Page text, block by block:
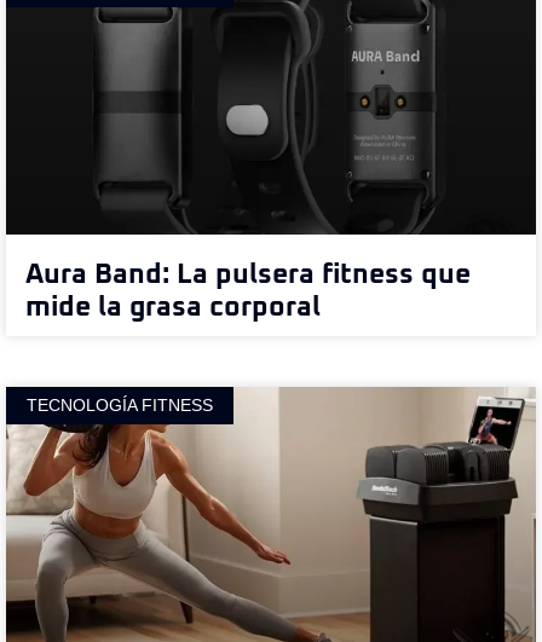
Aura Band: La pulsera fitness que
mide la grasa corporal
TECNOLOGÍA FITNESS